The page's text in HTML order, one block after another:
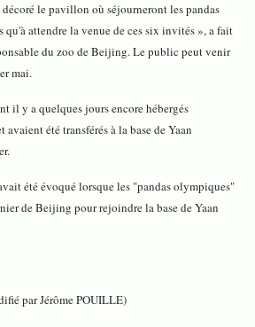
le pavillon où séjourneront les pandas
qu'à attendre la venue de ces six invités », a fait
du zoo de Beijing. Le public peut venir
mai.
il y a quelques jours encore hébergés
été transférés à la base de Yaan
été évoqué lorsque les "pandas olympiques"
de Beijing pour rejoindre la base de Yaan
par Jérôme POUILLE)